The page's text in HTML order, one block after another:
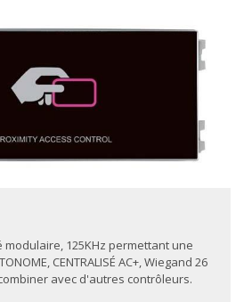
125KHz permettant une
CENTRALISÉ AC+, Wiegand 26
avec d'autres contrôleurs.